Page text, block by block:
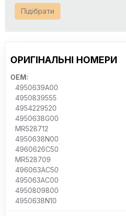
Підібрати
ОРИГІНАЛЬНІ НОМЕРИ
OEM:
4950639A00
4950839555
4954229520
4950638G00
MR528712
4950638N00
4960626C50
MR528709
496063AC50
495063AC00
4950809800
4950638N10